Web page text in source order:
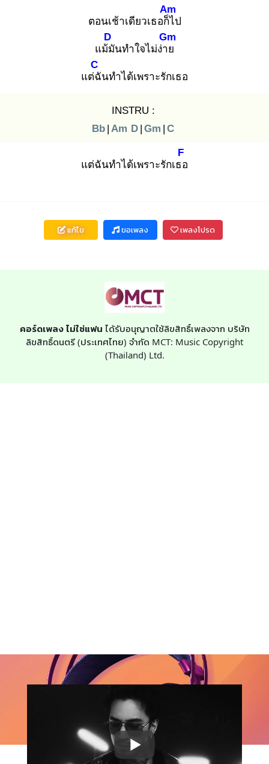
ตอนเช้าเดียวเธอก็ไ
Am
ป
แม้มั
D
นทำใจไม่ง่าย
Gm
แต่ฉั
C
นทำได้เพราะรักเธอ
INSTRU :
Bb | Am D | Gm | C
แต่ฉันทำได้เพราะรักเธอ
F
แก้ไข ขอเพลง เพลงโปรด
คอร์ดเพลง ไม่ใช่แฟน ได้รับอนุญาตใช้ลิขสิทธิ์เพลงจาก บริษัท
ลิขสิทธิ์ดนตรี (ประเทศไทย) จำกัด MCT: Music Copyright
(Thailand) Ltd.